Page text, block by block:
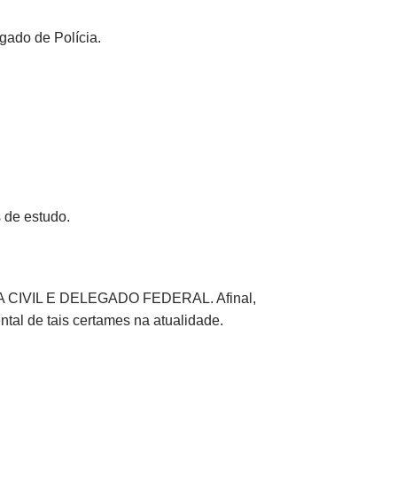
de Polícia.
estudo.
E DELEGADO FEDERAL. Afinal,
de tais certames na atualidade.